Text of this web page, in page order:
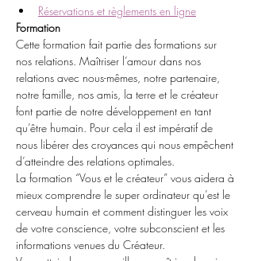
Réservations et règlements en ligne
Formation
Cette formation fait partie des formations sur
nos relations. Maîtriser l’amour dans nos
relations avec nous-mêmes, notre partenaire,
notre famille, nos amis, la terre et le créateur
font partie de notre développement en tant
qu’être humain. Pour cela il est impératif de
nous libérer des croyances qui nous empêchent
d’atteindre des relations optimales.
La formation “Vous et le créateur” vous aidera à
mieux comprendre le super ordinateur qu’est le
cerveau humain et comment distinguer les voix
de votre conscience, votre subconscient et les
informations venues du Créateur.